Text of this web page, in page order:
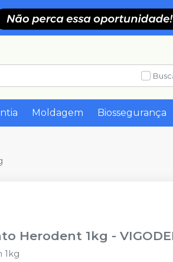
Moldagem Biossegurança
Herodent 1kg -
1kg